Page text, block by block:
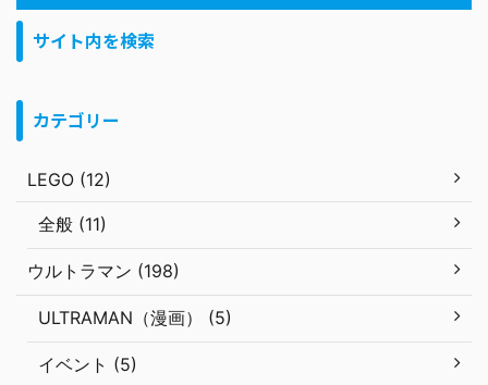
サイト内を検索
カテゴリー
LEGO (12)
全般 (11)
ウルトラマン (198)
ULTRAMAN（漫画） (5)
イベント (5)